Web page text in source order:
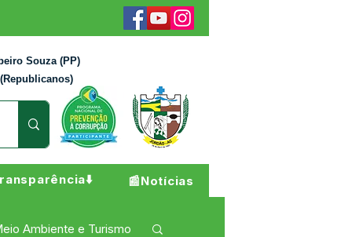
Souza (PP)
📰Notícias
Ambiente e Turismo